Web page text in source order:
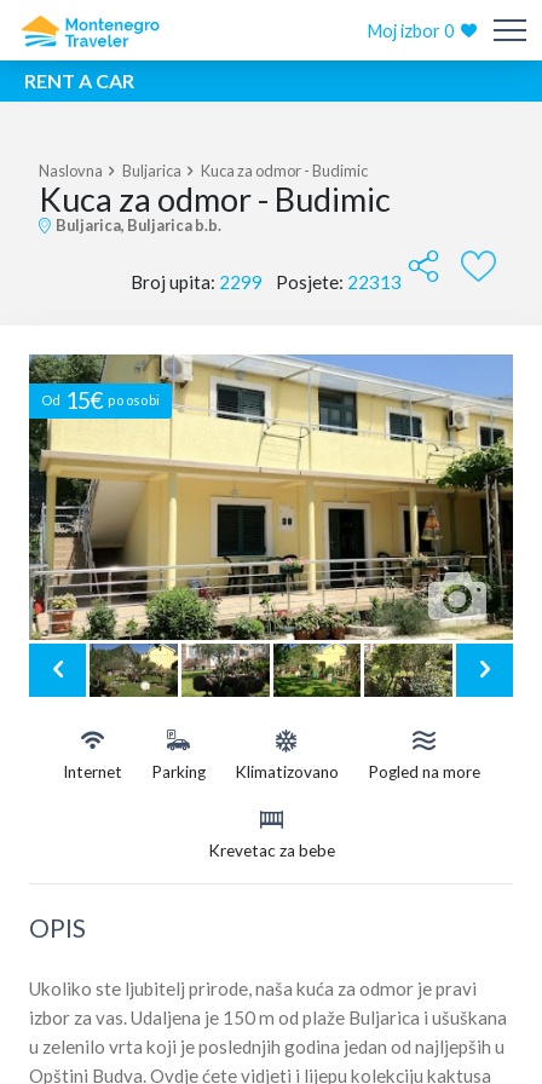
Moj izbor0
RENT A CAR
Naslovna Buljarica Kuca za odmor - Budimic
Kuca za odmor - Budimic
Buljarica, Buljarica b.b.
Broj upita: 2299 Posjete: 22313
Od 15€ po osobi
Internet Parking Klimatizovano Pogled na more
Krevetac za bebe
OPIS
Ukoliko ste ljubitelj prirode, naša kuća za odmor je pravi
izbor za vas. Udaljena je 150 m od plaže Buljarica i ušuškana
u zelenilo vrta koji je poslednjih godina jedan od najljepših u
Opštini Budva. Ovdje ćete vidjeti i lijepu kolekciju kaktusa